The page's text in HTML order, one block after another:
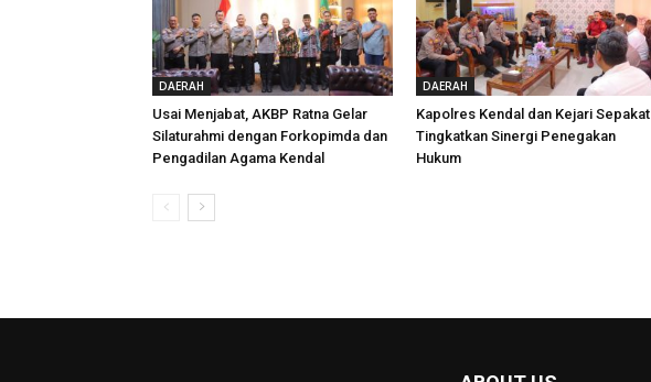
DAERAH
Usai Menjabat, AKBP Ratna Gelar
Silaturahmi dengan Forkopimda dan
Pengadilan Agama Kendal
DAERAH
Kapolres Kendal dan Kejari Sepakat
Tingkatkan Sinergi Penegakan
Hukum